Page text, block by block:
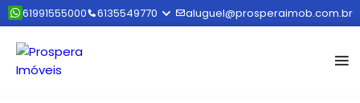
61991555000 6135549770 aluguel@prosperaimob.com.br